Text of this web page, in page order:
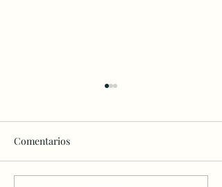
Comentarios